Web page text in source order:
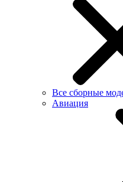
Все сборные
Авиация